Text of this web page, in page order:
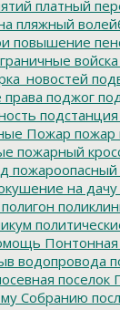
платный
пляжный
повышение
войска
поджог
подстанция
Пожар пожар
пожарный
пожароопасный
на дачу
полигон
водопровода
поселок
Собранию